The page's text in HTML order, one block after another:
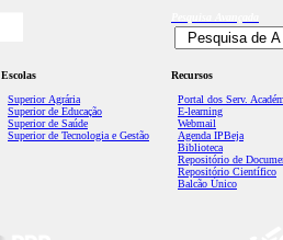
Escolas
Superior Agrária
Superior de Educação
Superior de Saúde
Superior de Tecnologia e Gestão
Recursos
Portal dos Serv.
E-learning
Webmail
Agenda IPBeja
Biblioteca
Repositório de
Repositório Científico
Balcão Único